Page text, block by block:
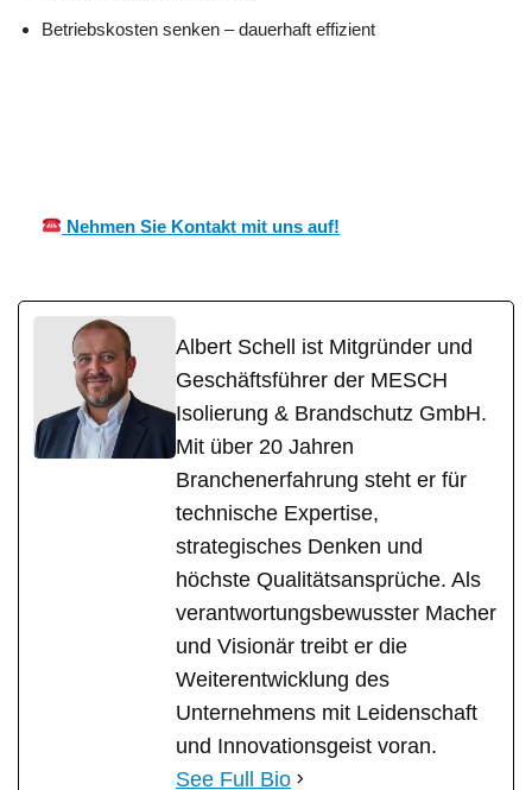
Betriebskosten senken – dauerhaft effizient
Nehmen Sie Kontakt mit uns auf!
Albert Schell ist Mitgründer und
Geschäftsführer der MESCH
Isolierung & Brandschutz GmbH.
Mit über 20 Jahren
Branchenerfahrung steht er für
technische Expertise,
strategisches Denken und
höchste Qualitätsansprüche. Als
verantwortungsbewusster Macher
und Visionär treibt er die
Weiterentwicklung des
Unternehmens mit Leidenschaft
und Innovationsgeist voran.
See Full Bio